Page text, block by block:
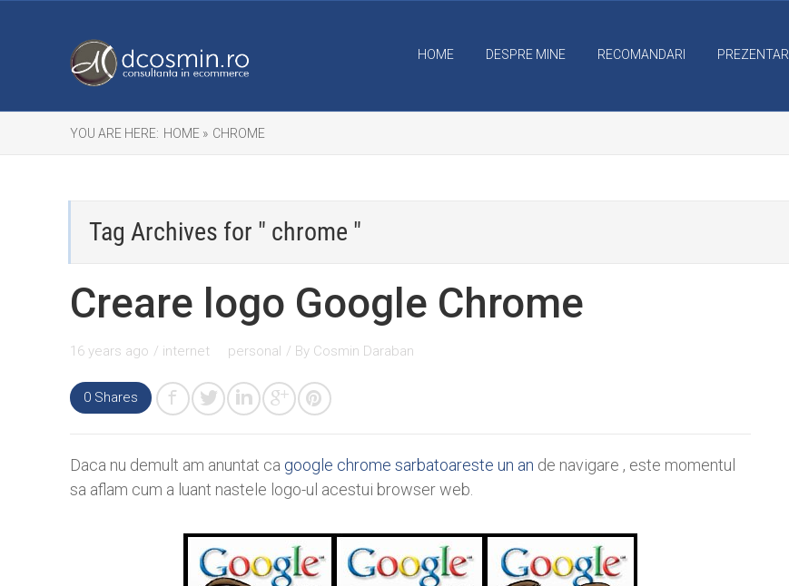
HOME DESPRE MINE RECOMANDARI PREZENTARI
YOU ARE HERE: HOME » CHROME
Tag Archives for " chrome "
Creare logo Google Chrome
16 years ago / internet personal / By Cosmin Daraban
0 Shares
Daca nu demult am anuntat ca google chrome sarbatoareste un an de navigare , este momentul
sa aflam cum a luant nastele logo-ul acestui browser web.